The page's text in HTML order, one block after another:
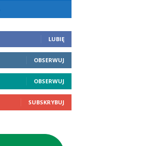
LUBIĘ
OBSERWUJ
OBSERWUJ
SUBSKRYBUJ